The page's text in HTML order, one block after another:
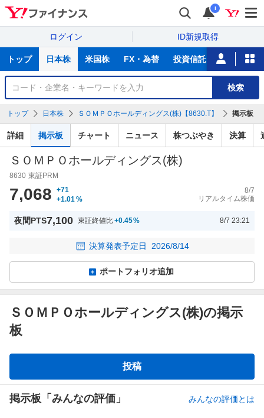
i
ログイン ID新規取得
サ
トップ 日本株 米国株 FX・為替 投資信託 ニュース
銘
検
索
検索
トップ 日本株 ＳＯＭＰＯホールディングス(株)【8630.T】 掲示板
詳細 掲示板 チャート ニュース 株つぶやき 決算
ＳＯＭＰＯホールディングス(株)
8630 東証PRM
7,068
+71
+1.01 %
8/7
リアルタイム株価
夜間PTS7,100 東証終値比+0.45% 8/7 23:21
決算発表予定日 2026/8/14
ポートフォリオ追加
ＳＯＭＰＯホールディングス(株)の掲示
板
板
投稿
掲示板「みんなの評価」 みんなの評価とは